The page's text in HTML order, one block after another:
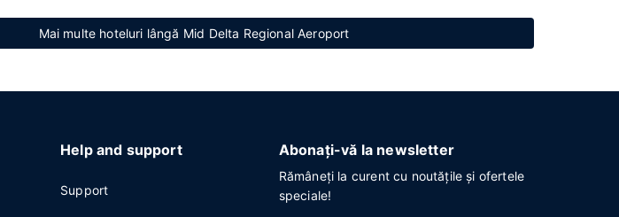
Mai multe hoteluri lângă Mid Delta Regional Aeroport
Help and support
Support
Abonați-vă la newsletter
Rămâneți la curent cu noutățile și ofertele
speciale!